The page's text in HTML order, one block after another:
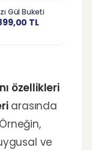
Gül Buketi
TL
özellikleri
arasında
ve